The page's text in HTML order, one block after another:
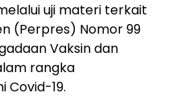
uji materi terkait
(Perpres) Nomor 99
Vaksin dan
rangka
Covid-19.